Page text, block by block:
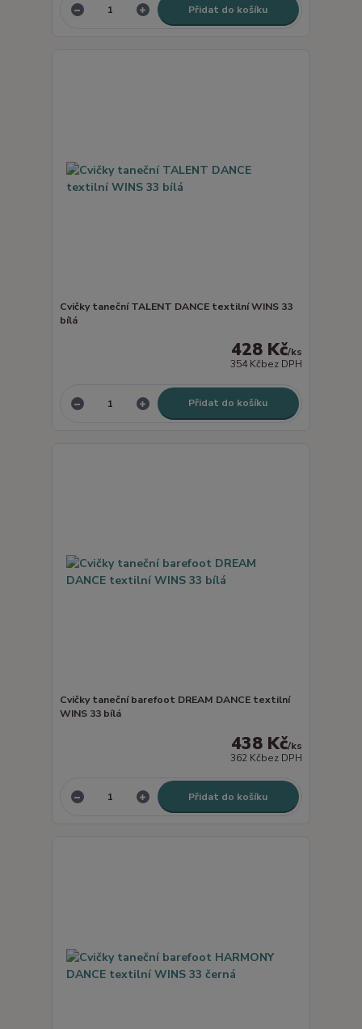
Přidat do košíku
Cvičky taneční TALENT DANCE textilní WINS 33
bílá
428 Kč/ks
354 Kčbez DPH
Přidat do košíku
Cvičky taneční barefoot DREAM DANCE textilní
WINS 33 bílá
438 Kč/ks
362 Kčbez DPH
Přidat do košíku